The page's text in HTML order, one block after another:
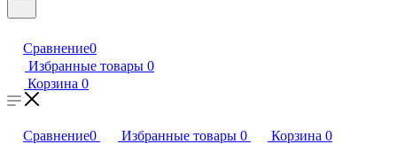
Сравнение0
Избранные товары 0
Корзина 0
Сравнение0 Избранные товары 0 Корзина 0